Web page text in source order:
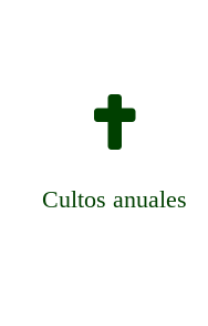

Cultos anuales